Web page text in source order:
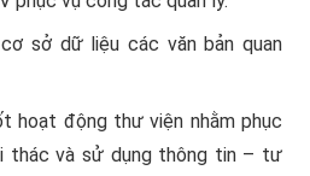
sở dữ liệu các văn bản quan
hoạt động thư viện nhằm phục
thác và sử dụng thông tin – tư